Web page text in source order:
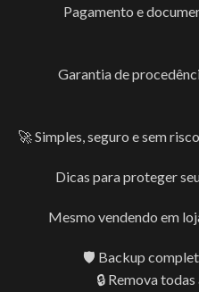
Pagamento e
Garantia de
🚀 Simples, seguro e sem
Dicas para proteger
Mesmo vendendo em
🛡️ Backup
🔒 Remova